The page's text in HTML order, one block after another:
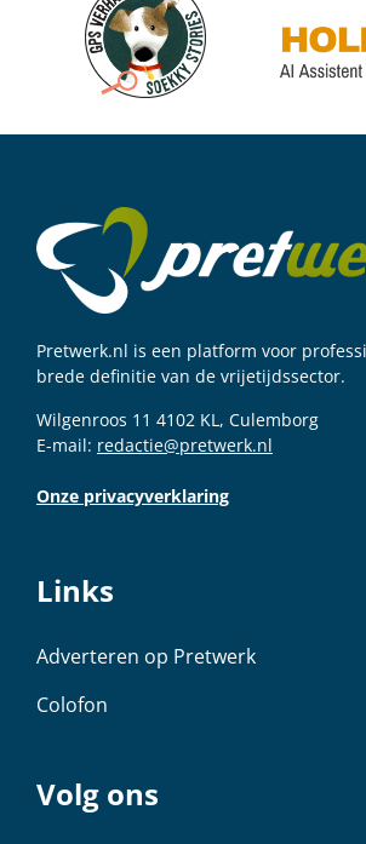
Pretwerk.nl is een platform voor
brede definitie van de vrijetijdssector.
Wilgenroos 11 4102 KL, Culemborg
E-mail: redactie@pretwerk.nl
Onze privacyverklaring
Links
Adverteren op Pretwerk
Colofon
Volg ons